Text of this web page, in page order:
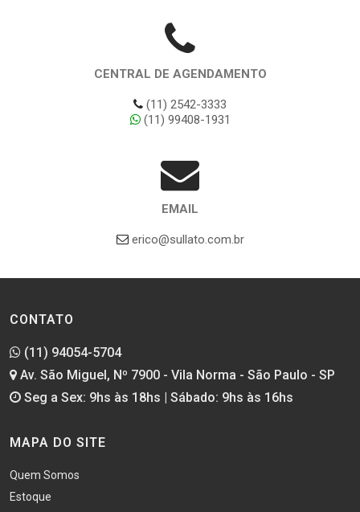
CENTRAL DE AGENDAMENTO
(11) 2542-3333
(11) 99408-1931
EMAIL
erico@sullato.com.br
CONTATO
(11) 94054-5704
Av. São Miguel, Nº 7900 - Vila Norma - São Paulo - SP
Seg a Sex: 9hs às 18hs | Sábado: 9hs às 16hs
MAPA DO SITE
Quem Somos
Estoque